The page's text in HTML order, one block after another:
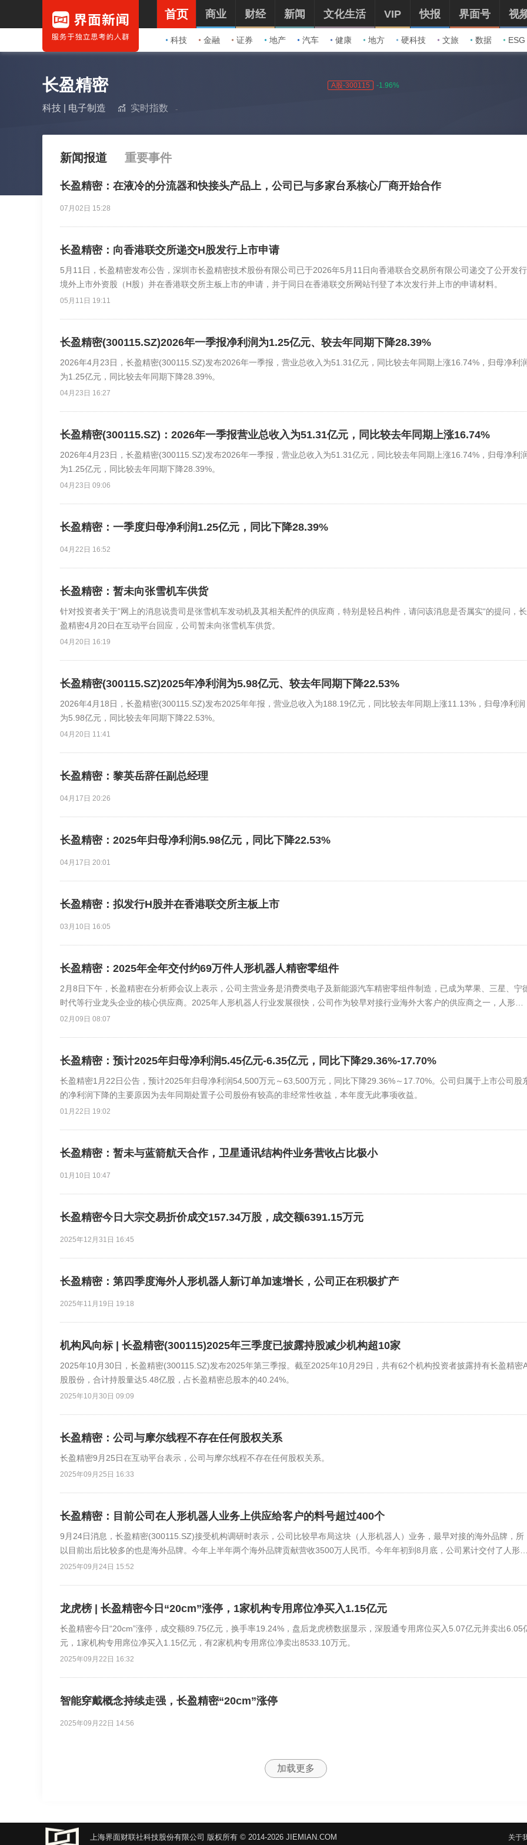
首页
科技 金融 证券 地产 汽车 健康 地方 硬科技 文旅 数据 ESG
商业 财经 新闻 文化生活 VIP 快报 界面号 视
长盈精密 A股-300115 -1.96%
科技 电子制造 实时指数
新闻报道 重要事件
长盈精密：在液冷的分流器和快接头产品上，公司已与多家台系核心厂商开始合作
07月02日 15:28
长盈精密：向香港联交所递交H股发行上市申请
5月11日，长盈精密发布公告，深圳市长盈精密技术股份有限公司已于2026年5月11日向香港联合交易所有限公司递交了公开发行
境外上市外资股（H股）并在香港联交所主板上市的申请，并于同日在香港联交所网站刊登了本次发行并上市的申请材料。
05月11日 19:11
长盈精密(300115.SZ)2026年一季报净利润为1.25亿元、较去年同期下降28.39%
2026年4月23日，长盈精密(300115.SZ)发布2026年一季报，营业总收入为51.31亿元，同比较去年同期上涨16.74%，归母净利
为1.25亿元，同比较去年同期下降28.39%。
04月23日 16:27
长盈精密(300115.SZ)：2026年一季报营业总收入为51.31亿元，同比较去年同期上涨16.74%
2026年4月23日，长盈精密(300115.SZ)发布2026年一季报，营业总收入为51.31亿元，同比较去年同期上涨16.74%，归母净利
为1.25亿元，同比较去年同期下降28.39%。
04月23日 09:06
长盈精密：一季度归母净利润1.25亿元，同比下降28.39%
04月22日 16:52
长盈精密：暂未向张雪机车供货
针对投资者关于”网上的消息说贵司是张雪机车发动机及其相关配件的供应商，特别是轻吕构件，请问该消息是否属实“的提问，长
盈精密4月20日在互动平台回应，公司暂未向张雪机车供货。
04月20日 16:19
长盈精密(300115.SZ)2025年净利润为5.98亿元、较去年同期下降22.53%
2026年4月18日，长盈精密(300115.SZ)发布2025年年报，营业总收入为188.19亿元，同比较去年同期上涨11.13%，归母净利润
为5.98亿元，同比较去年同期下降22.53%。
04月20日 11:41
长盈精密：黎英岳辞任副总经理
04月17日 20:26
长盈精密：2025年归母净利润5.98亿元，同比下降22.53%
04月17日 20:01
长盈精密：拟发行H股并在香港联交所主板上市
03月10日 16:05
长盈精密：2025年全年交付约69万件人形机器人精密零组件
2月8日下午，长盈精密在分析师会议上表示，公司主营业务是消费类电子及新能源汽车精密零组件制造，已成为苹果、三星、宁
时代等行业龙头企业的核心供应商。2025年人形机器人行业发展很快，公司作为较早对接行业海外大客户的供应商之一，人形机
器人精密零组件的业务进展也比较快，全年营收约1亿元人民币，以海外客户为主。按照出货量来看，2025年全年交付了约69万
02月09日 08:07
长盈精密：预计2025年归母净利润5.45亿元-6.35亿元，同比下降29.36%-17.70%
长盈精密1月22日公告，预计2025年归母净利润54,500万元～63,500万元，同比下降29.36%～17.70%。公司归属于上市公司股
的净利润下降的主要原因为去年同期处置子公司股份有较高的非经常性收益，本年度无此事项收益。
01月22日 19:02
长盈精密：暂未与蓝箭航天合作，卫星通讯结构件业务营收占比极小
01月10日 10:47
长盈精密今日大宗交易折价成交157.34万股，成交额6391.15万元
2025年12月31日 16:45
长盈精密：第四季度海外人形机器人新订单加速增长，公司正在积极扩产
2025年11月19日 19:18
机构风向标 | 长盈精密(300115)2025年三季度已披露持股减少机构超10家
2025年10月30日，长盈精密(300115.SZ)发布2025年第三季报。截至2025年10月29日，共有62个机构投资者披露持有长盈精密
股股份，合计持股量达5.48亿股，占长盈精密总股本的40.24%。
2025年10月30日 09:09
长盈精密：公司与摩尔线程不存在任何股权关系
长盈精密9月25日在互动平台表示，公司与摩尔线程不存在任何股权关系。
2025年09月25日 16:33
长盈精密：目前公司在人形机器人业务上供应给客户的料号超过400个
9月24日消息，长盈精密(300115.SZ)接受机构调研时表示，公司比较早布局这块（人形机器人）业务，最早对接的海外品牌，所
以目前出后比较多的也是海外品牌。今年上半年两个海外品牌贡献营收3500万人民币。今年年初到8月底，公司累计交付了人形
器人结构件产品的价值已经超过了8000万元。目前公司在人形机器人业务上供应给客户的料号超过400个。公司的项目集中在灵
2025年09月24日 15:52
龙虎榜 | 长盈精密今日“20cm”涨停，1家机构专用席位净买入1.15亿元
长盈精密今日“20cm”涨停，成交额89.75亿元，换手率19.24%，盘后龙虎榜数据显示，深股通专用席位买入5.07亿元并卖出6.05
元，1家机构专用席位净买入1.15亿元，有2家机构专用席位净卖出8533.10万元。
2025年09月22日 16:32
智能穿戴概念持续走强，长盈精密“20cm”涨停
2025年09月22日 14:56
加载更多
上海界面财联社科技股份有限公司 版权所有 © 2014-2026 JIEMIAN.COM 关于